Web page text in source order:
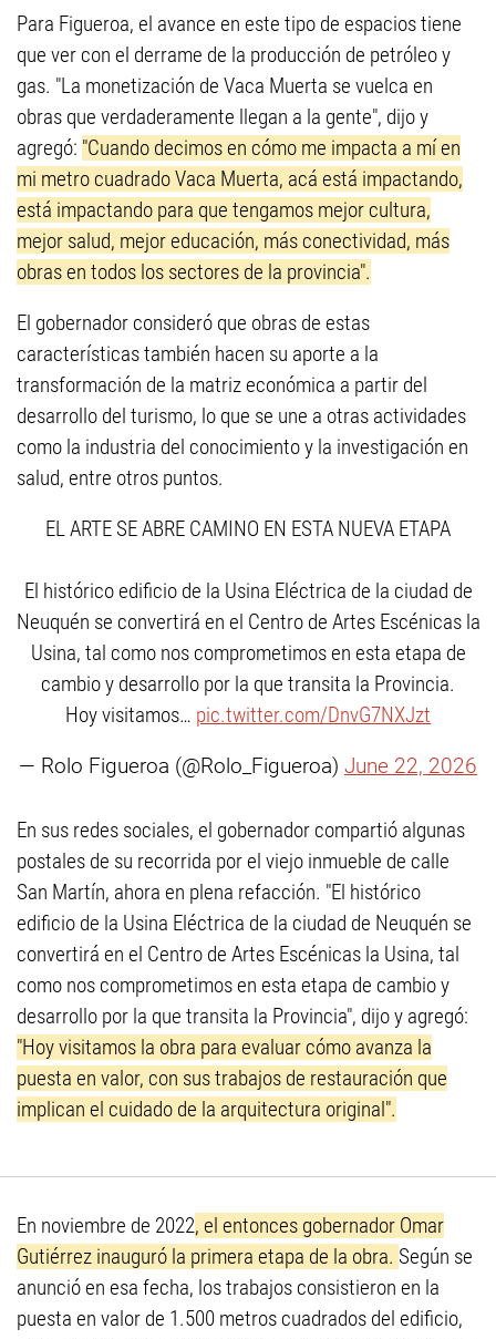
Para Figueroa, el avance en este tipo de espacios tiene
que ver con el derrame de la producción de petróleo y
gas. "La monetización de Vaca Muerta se vuelca en
obras que verdaderamente llegan a la gente", dijo y
agregó: "Cuando decimos en cómo me impacta a mí en
mi metro cuadrado Vaca Muerta, acá está impactando,
está impactando para que tengamos mejor cultura,
mejor salud, mejor educación, más conectividad, más
obras en todos los sectores de la provincia".
El gobernador consideró que obras de estas
características también hacen su aporte a la
transformación de la matriz económica a partir del
desarrollo del turismo, lo que se une a otras actividades
como la industria del conocimiento y la investigación en
salud, entre otros puntos.
EL ARTE SE ABRE CAMINO EN ESTA NUEVA ETAPA
El histórico edificio de la Usina Eléctrica de la ciudad de
Neuquén se convertirá en el Centro de Artes Escénicas la
Usina, tal como nos comprometimos en esta etapa de
cambio y desarrollo por la que transita la Provincia.
Hoy visitamos… pic.twitter.com/DnvG7NXJzt
— Rolo Figueroa (@Rolo_Figueroa) June 22, 2026
En sus redes sociales, el gobernador compartió algunas
postales de su recorrida por el viejo inmueble de calle
San Martín, ahora en plena refacción. "El histórico
edificio de la Usina Eléctrica de la ciudad de Neuquén se
convertirá en el Centro de Artes Escénicas la Usina, tal
como nos comprometimos en esta etapa de cambio y
desarrollo por la que transita la Provincia", dijo y agregó:
"Hoy visitamos la obra para evaluar cómo avanza la
puesta en valor, con sus trabajos de restauración que
implican el cuidado de la arquitectura original".
En noviembre de 2022, el entonces gobernador Omar
Gutiérrez inauguró la primera etapa de la obra. Según se
anunció en esa fecha, los trabajos consistieron en la
puesta en valor de 1.500 metros cuadrados del edificio,